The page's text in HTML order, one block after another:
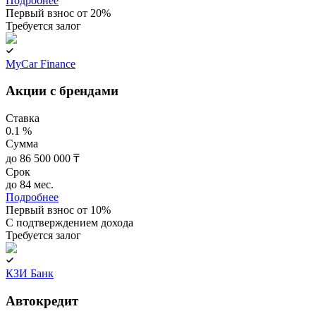
Первый взнос от 20%
Требуется залог
MyCar Finance
Акции с брендами
Ставка
0.1 %
Сумма
до 86 500 000 ₸
Срок
до 84 мес.
Подробнее
Первый взнос от 10%
C подтверждением дохода
Требуется залог
КЗИ Банк
Автокредит